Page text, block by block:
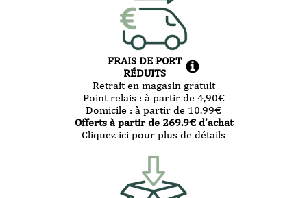
FRAIS DE PORT
RÉDUITS
Retrait en magasin gratuit
Point relais : à partir de 4,90€
Domicile : à partir de 10.99€
Offerts à partir de 269.9€ d’achat
Cliquez ici pour plus de détails